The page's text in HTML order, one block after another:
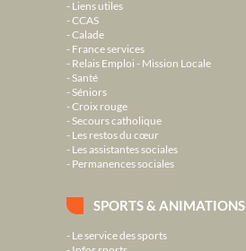
Liens utiles
CCAS
Calade
France services
Relais Emploi - Mission Locale
Santé
Séniors
Croix rouge
Secours catholique
Les restos du cœur
Les assistantes sociales
Permanences sociales
SPORTS & ANIMATIONS
Le service des sports